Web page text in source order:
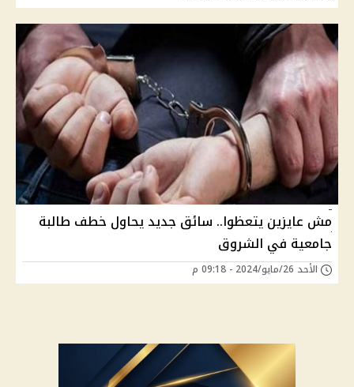
مش عايزين يتعظوا.. سائق جديد يحاول خطف طالبة
جامعية في الشروق
الأحد 26/مايو/2024 - 09:18 م